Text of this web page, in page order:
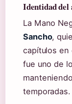
Identidad del
La Mano
Sancho,
capítulos en
fue uno de
temporadas.